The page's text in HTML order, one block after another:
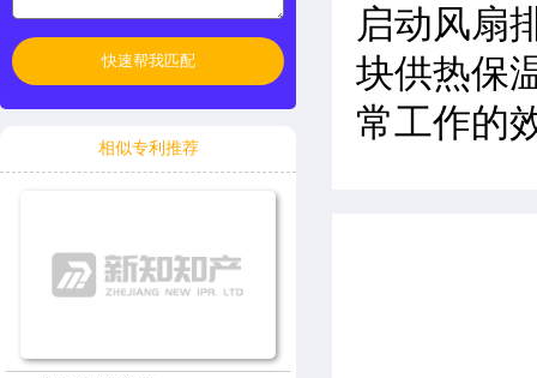
快速帮我匹配
相似专利推荐
启动风扇
块供热保
常工作的